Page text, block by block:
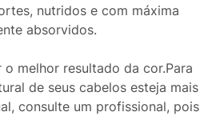
nutridos e com máxima
absorvidos.
melhor resultado da cor.Para
de seus cabelos esteja mais
consulte um profissional, pois